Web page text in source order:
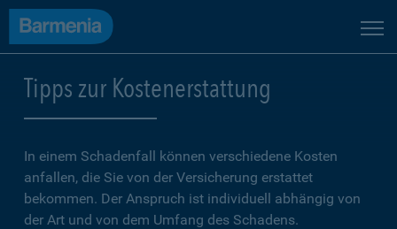
Tipps zur Kostenerstattung
In einem Schadenfall können verschiedene Kosten
anfallen, die Sie von der Versicherung erstattet
bekommen. Der Anspruch ist individuell abhängig von
der Art und von dem Umfang des Schadens.